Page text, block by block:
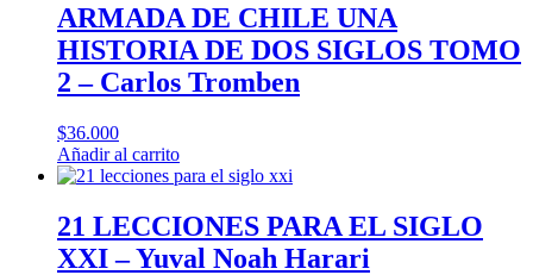
ARMADA DE CHILE UNA
HISTORIA DE DOS SIGLOS TOMO
2 – Carlos Tromben
$36.000
Añadir al carrito
21 LECCIONES PARA EL SIGLO
XXI – Yuval Noah Harari